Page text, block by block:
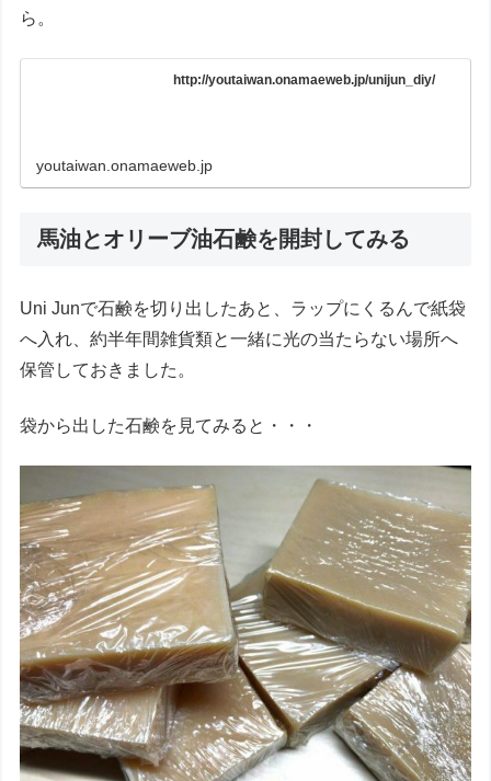
ら。
http://youtaiwan.onamaeweb.jp/unijun_diy/
youtaiwan.onamaeweb.jp
馬油とオリーブ油石鹸を開封してみる
Uni Junで石鹸を切り出したあと、ラップにくるんで紙袋
へ入れ、約半年間雑貨類と一緒に光の当たらない場所へ
保管しておきました。
袋から出した石鹸を見てみると・・・